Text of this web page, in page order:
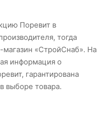
Поревит в
тогда
«СтройСнаб». На
информация о
гарантирована
выборе товара.